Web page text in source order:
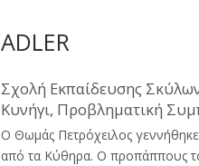
ADLER
Σχολή Εκπαίδευσης
Κυνήγι, Προβληματική
Ο Θωμάς Πετρόχειλος
από τα Κύθηρα. Ο προπάππους